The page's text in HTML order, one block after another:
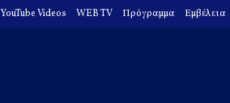
YouTube Videos WEB TV Πρόγραμμα Εμβέλεια